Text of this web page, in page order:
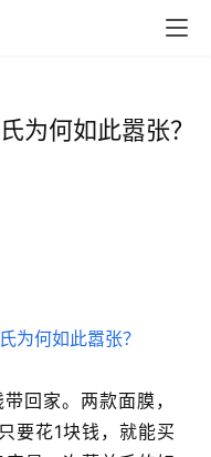
为何如此嚣张？
回家。两款面膜，
要花1块钱，就能买